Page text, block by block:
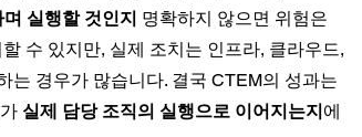
실행할 것인지 명확하지 않으면 위험은
수 있지만, 실제 조치는 인프라, 클라우드,
는 경우가 많습니다. 결국 CTEM의 성과는
실제 담당 조직의 실행으로 이어지는지 에